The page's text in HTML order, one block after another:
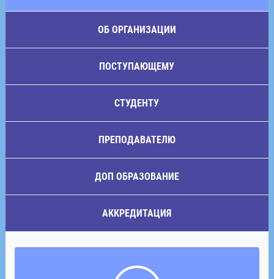
ОБ ОРГАНИЗАЦИИ
ПОСТУПАЮЩЕМУ
СТУДЕНТУ
ПРЕПОДАВАТЕЛЮ
ДОП ОБРАЗОВАНИЕ
АККРЕДИТАЦИЯ